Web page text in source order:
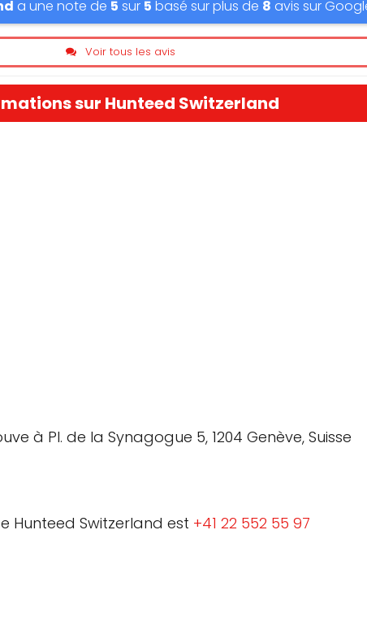
a une note de 5 sur 5 basé sur plus de 8 avis sur
Voir tous les avis
sur Hunteed Switzerland
à Pl. de la Synagogue 5, 1204 Genève, Suisse
Hunteed Switzerland est +41 22 552 55 97